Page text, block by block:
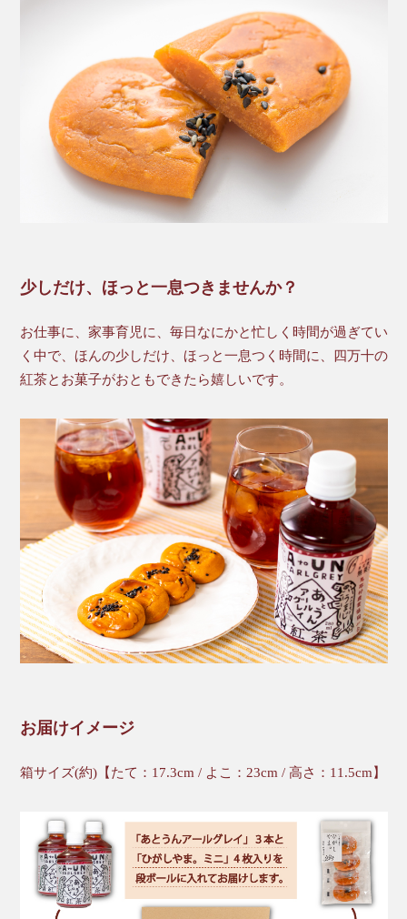
少しだけ、ほっと一息つきませんか？
お仕事に、家事育児に、毎日なにかと忙しく時間が過ぎてい
く中で、ほんの少しだけ、ほっと一息つく時間に、四万十の
紅茶とお菓子がおともできたら嬉しいです。
お届けイメージ
箱サイズ(約)【たて：17.3cm / よこ：23cm / 高さ：11.5cm】